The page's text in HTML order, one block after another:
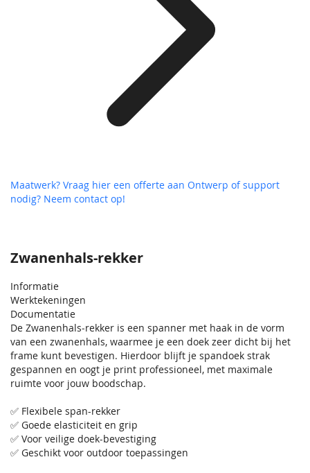
Zwanenhals-rekker
Informatie
Werktekeningen
Documentatie
De Zwanenhals‑rekker is een spanner met haak in de vorm
van een zwanenhals, waarmee je een doek zeer dicht bij het
frame kunt bevestigen. Hierdoor blijft je spandoek strak
gespannen en oogt je print professioneel, met maximale
ruimte voor jouw boodschap.
✅ Flexibele span-rekker
✅ Goede elasticiteit en grip
✅ Voor veilige doek-bevestiging
✅ Geschikt voor outdoor toepassingen
Maatwerk? Vraag hier een offerte aan Ontwerp of support
nodig? Neem contact op!